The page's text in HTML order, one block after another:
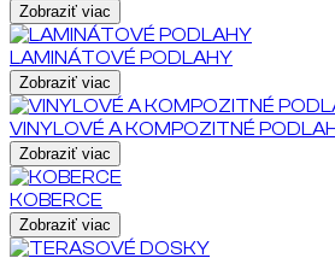
Zobraziť viac
LAMINÁTOVÉ PODLAHY
Zobraziť viac
VINYLOVÉ A KOMPOZITNÉ
Zobraziť viac
KOBERCE
Zobraziť viac